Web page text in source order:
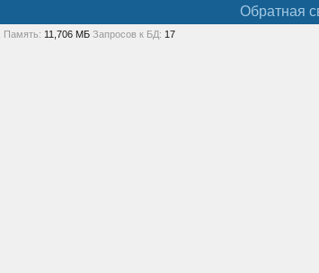
Обратная
Память: 11,706 МБ Запросов к БД: 17